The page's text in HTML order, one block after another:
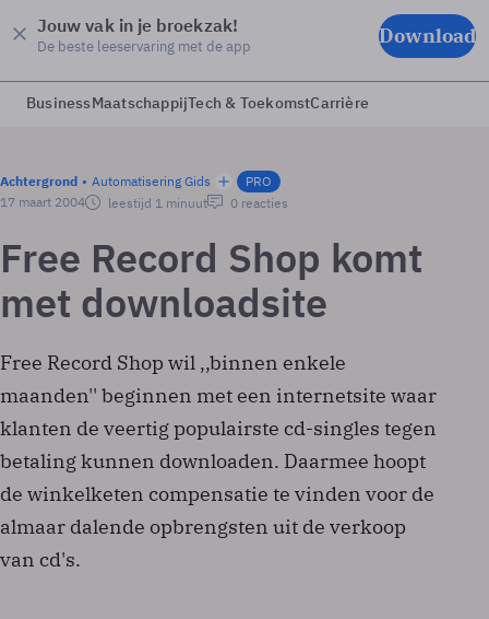
Jouw vak in je broekzak!
De beste leeservaring met de app Download
BusinessMaatschappijTech & ToekomstCarrière
Achtergrond Automatisering Gids
PRO
17 maart 2004
leestijd 1 minuut 0 reacties
Free Record Shop komt
met downloadsite
Free Record Shop wil ,,binnen enkele
maanden'' beginnen met een internetsite waar
klanten de veertig populairste cd-singles tegen
betaling kunnen downloaden. Daarmee hoopt
de winkelketen compensatie te vinden voor de
almaar dalende opbrengsten uit de verkoop
van cd's.